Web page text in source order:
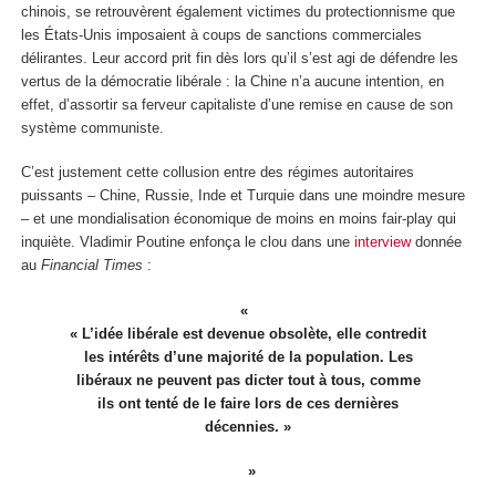
chinois, se retrouvèrent également victimes du protectionnisme que
les États-Unis imposaient à coups de sanctions commerciales
délirantes. Leur accord prit fin dès lors qu’il s’est agi de défendre les
vertus de la démocratie libérale : la Chine n’a aucune intention, en
effet, d’assortir sa ferveur capitaliste d’une remise en cause de son
système communiste.
C’est justement cette collusion entre des régimes autoritaires
puissants – Chine, Russie, Inde et Turquie dans une moindre mesure
– et une mondialisation économique de moins en moins fair-play qui
inquiète. Vladimir Poutine enfonça le clou dans une interviewdonnée
au Financial Times :
« L’idée libérale est devenue obsolète, elle contredit
les intérêts d’une majorité de la population. Les
libéraux ne peuvent pas dicter tout à tous, comme
ils ont tenté de le faire lors de ces dernières
décennies. »